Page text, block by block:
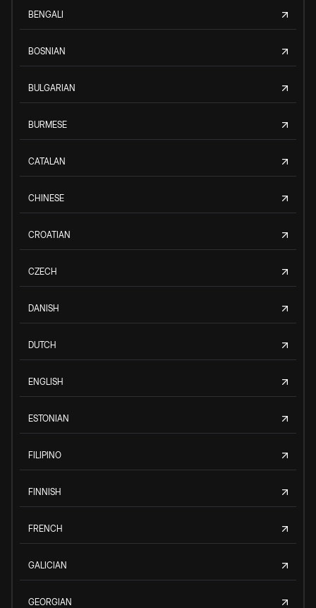
BENGALI
BOSNIAN
BULGARIAN
BURMESE
CATALAN
CHINESE
CROATIAN
CZECH
DANISH
DUTCH
ENGLISH
ESTONIAN
FILIPINO
FINNISH
FRENCH
GALICIAN
GEORGIAN